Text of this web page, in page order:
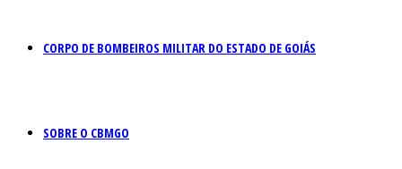
CORPO DE BOMBEIROS MILITAR DO ESTADO DE GOIÁS
SOBRE O CBMGO